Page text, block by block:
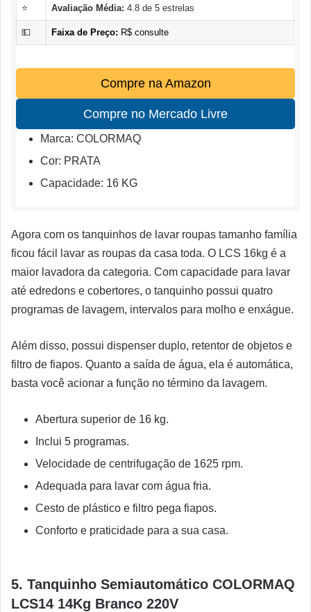
⭐ Avaliação Média: 4.8 de 5 estrelas
💵 Faixa de Preço: R$ consulte
Compre na Amazon
Compre no Mercado Livre
Marca: COLORMAQ
Cor: PRATA
Capacidade: 16 KG
Agora com os tanquinhos de lavar roupas tamanho família
ficou fácil lavar as roupas da casa toda. O LCS 16kg é a
maior lavadora da categoria. Com capacidade para lavar
até edredons e cobertores, o tanquinho possui quatro
programas de lavagem, intervalos para molho e enxágue.
Além disso, possui dispenser duplo, retentor de objetos e
filtro de fiapos. Quanto a saída de água, ela é automática,
basta você acionar a função no término da lavagem.
Abertura superior de 16 kg.
Inclui 5 programas.
Velocidade de centrifugação de 1625 rpm.
Adequada para lavar com água fria.
Cesto de plástico e filtro pega fiapos.
Conforto e praticidade para a sua casa.
5. Tanquinho Semiautomático COLORMAQ
LCS14 14Kg Branco 220V